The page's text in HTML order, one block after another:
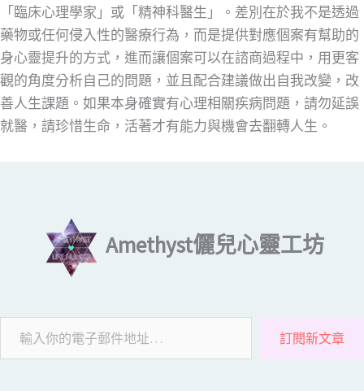
「臨床心理學家」或「精神科醫生」。差別在於我不是透過
藥物或任何侵入性的醫療行為，而是提供對應個案有幫助的
身心靈提升的方式，進而讓個案可以在諮商過程中，用更客
觀的角度分析自己的問題，並且配合建議做出自我改變，改
善人生課題。如果本身確實有心理相關疾病問題，請勿延誤
就醫，請珍惜生命，活著才有能力與機會去翻轉人生。
Amethyst儷兒心靈工坊
訂閱新文章